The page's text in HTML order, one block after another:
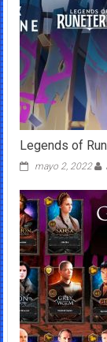
Legends of
mayo 2, 2022